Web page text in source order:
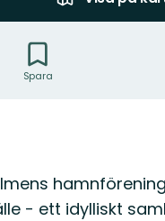
Spara
- ett idylliskt